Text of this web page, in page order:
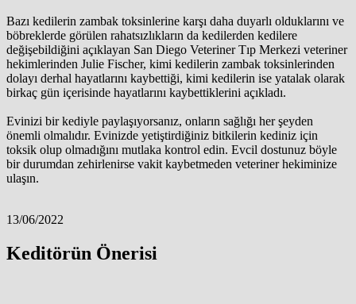
Bazı kedilerin zambak toksinlerine karşı daha duyarlı olduklarını ve
böbreklerde görülen rahatsızlıkların da kedilerden kedilere
değişebildiğini açıklayan San Diego Veteriner Tıp Merkezi veteriner
hekimlerinden Julie Fischer, kimi kedilerin zambak toksinlerinden
dolayı derhal hayatlarını kaybettiği, kimi kedilerin ise yatalak olarak
birkaç gün içerisinde hayatlarını kaybettiklerini açıkladı.
Evinizi bir kediyle paylaşıyorsanız, onların sağlığı her şeyden
önemli olmalıdır. Evinizde yetiştirdiğiniz bitkilerin kediniz için
toksik olup olmadığını mutlaka kontrol edin. Evcil dostunuz böyle
bir durumdan zehirlenirse vakit kaybetmeden veteriner hekiminize
ulaşın.
13/06/2022
Keditörün Önerisi